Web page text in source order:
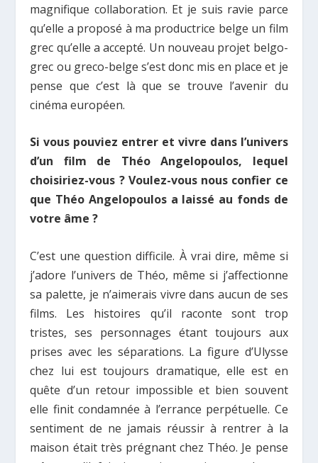
magnifique collaboration. Et je suis ravie parce
qu’elle a proposé à ma productrice belge un film
grec qu’elle a accepté. Un nouveau projet belgo-
grec ou greco-belge s’est donc mis en place et je
pense que c’est là que se trouve l’avenir du
cinéma européen.
Si vous pouviez entrer et vivre dans l’univers
d’un film de Théo Angelopoulos, lequel
choisiriez-vous ? Voulez-vous nous confier ce
que Théo Angelopoulos a laissé au fonds de
votre âme ?
C’est une question difficile. À vrai dire, même si
j’adore l’univers de Théo, même si j’affectionne
sa palette, je n’aimerais vivre dans aucun de ses
films. Les histoires qu’il raconte sont trop
tristes, ses personnages étant toujours aux
prises avec les séparations. La figure d’Ulysse
chez lui est toujours dramatique, elle est en
quête d’un retour impossible et bien souvent
elle finit condamnée à l’errance perpétuelle. Ce
sentiment de ne jamais réussir à rentrer à la
maison était très prégnant chez Théo. Je pense